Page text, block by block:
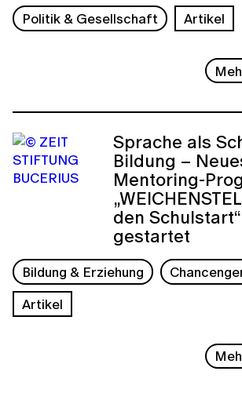
Politik & Gesellschaft
Artikel
Sprache als
Bildung –
Mentoring-
den
gestartet
Bildung & Erziehung
Artikel